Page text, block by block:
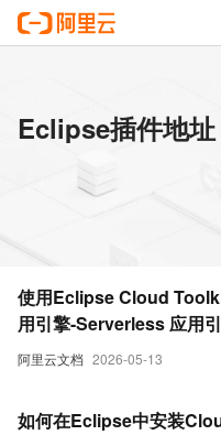
Eclipse插件地
阿里云文档 2026-05-13
使用Eclipse Cloud
用引擎-Serverless 应用
如何在Eclipse中安装